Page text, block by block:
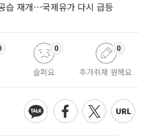
습 재개⋯국제유가 다시 급등
슬퍼요
0
추가취재 원해요
0